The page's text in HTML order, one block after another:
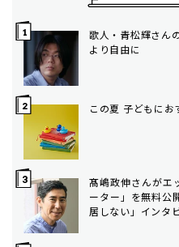
歌人・青松輝さん
より自由に
この夏 子どもにお
髙嶋政伸さんがエ
ーター」を無料
居しない」インタ